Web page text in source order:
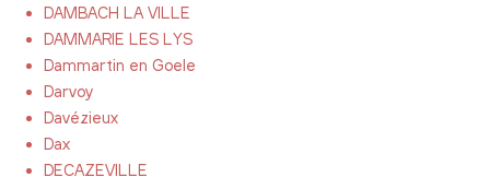
DAMBACH LA VILLE
DAMMARIE LES LYS
Dammartin en Goele
Darvoy
Davézieux
Dax
DECAZEVILLE